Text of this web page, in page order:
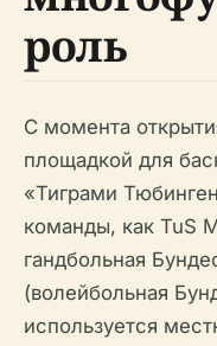
роль
С момента
площадкой для
«Тиграми
команды, как TuS
гандбольная
(волейбольная
используется